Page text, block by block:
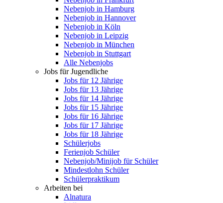
Nebenjob in Hamburg
Nebenjob in Hannover
Nebenjob in Köln
Nebenjob in Leipzig
Nebenjob in München
Nebenjob in Stuttgart
Alle Nebenjobs
Jobs für Jugendliche
Jobs für 12 Jährige
Jobs für 13 Jährige
Jobs für 14 Jährige
Jobs für 15 Jährige
Jobs für 16 Jährige
Jobs für 17 Jährige
Jobs für 18 Jährige
Schülerjobs
Ferienjob Schüler
Nebenjob/Minijob für Schüler
Mindestlohn Schüler
Schülerpraktikum
Arbeiten bei
Alnatura